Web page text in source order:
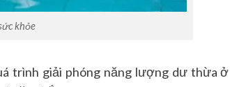
khỏe
trình giải phóng năng lượng dư thừa ở